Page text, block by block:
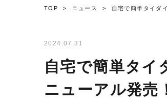
TOP ニュース 自宅で簡単タイダ
2024.07.31
自宅で簡単タ
ニューアル発売